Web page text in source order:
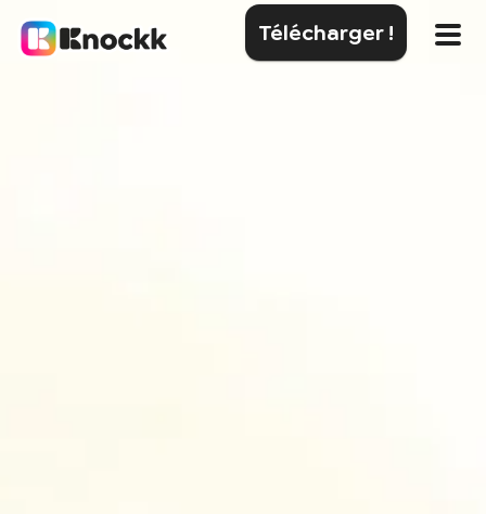
Télécharger !